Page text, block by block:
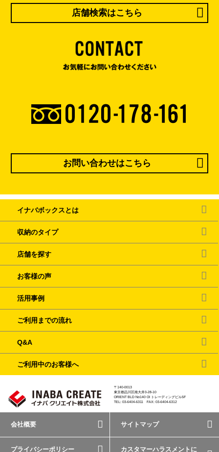
店舗検索はこちら
お問い合わせはこちら
イナバボックスとは
収納のタイプ
店舗を探す
お客様の声
活用事例
ご利用までの流れ
Q&A
ご利用中のお客様へ
〒140-0013
東京都品川区南大井3-28-10
ORIENT BLD No140 OI トレーディングビル5F
TEL: 03-6404-6311 FAX: 03-6404-6312
会社概要 サイトマップ
プライバシーポリシー カスタマーハラスメントに